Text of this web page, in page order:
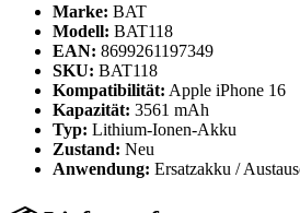
Marke: BAT
Modell: BAT118
EAN: 8699261197349
SKU: BAT118
Kompatibilität: Apple iPhone 16
Kapazität: 3561 mAh
Typ: Lithium-Ionen-Akku
Zustand: Neu
Anwendung: Ersatzakku /